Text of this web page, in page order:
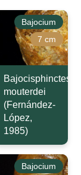
Bajocium
7 cm
Bajocisphinctes
mouterdei
(Fernández-
López,
1985)
Bajocium